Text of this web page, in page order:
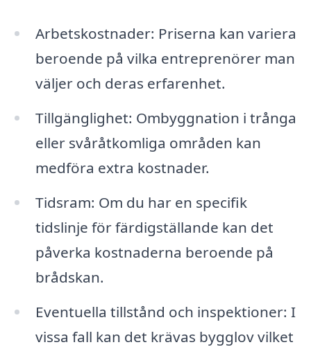
Arbetskostnader: Priserna kan variera
beroende på vilka entreprenörer man
väljer och deras erfarenhet.
Tillgänglighet: Ombyggnation i trånga
eller svåråtkomliga områden kan
medföra extra kostnader.
Tidsram: Om du har en specifik
tidslinje för färdigställande kan det
påverka kostnaderna beroende på
brådskan.
Eventuella tillstånd och inspektioner: I
vissa fall kan det krävas bygglov vilket